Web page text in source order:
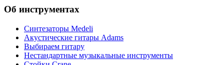
Об инструментах
Синтезаторы Мedeli
Акустические гитары Adams
Выбираем гитару
Нестандартные музыкальные инструменты